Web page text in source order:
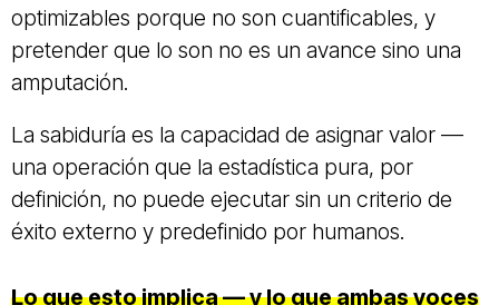
optimizables porque no son cuantificables, y
pretender que lo son no es un avance sino una
amputación.
La sabiduría es la capacidad de asignar valor —
una operación que la estadística pura, por
definición, no puede ejecutar sin un criterio de
éxito externo y predefinido por humanos.
Lo que esto implica — y lo que ambas voces